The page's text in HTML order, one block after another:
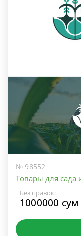
№ 98552
Товары для сада
Без правок:
1000000 сум